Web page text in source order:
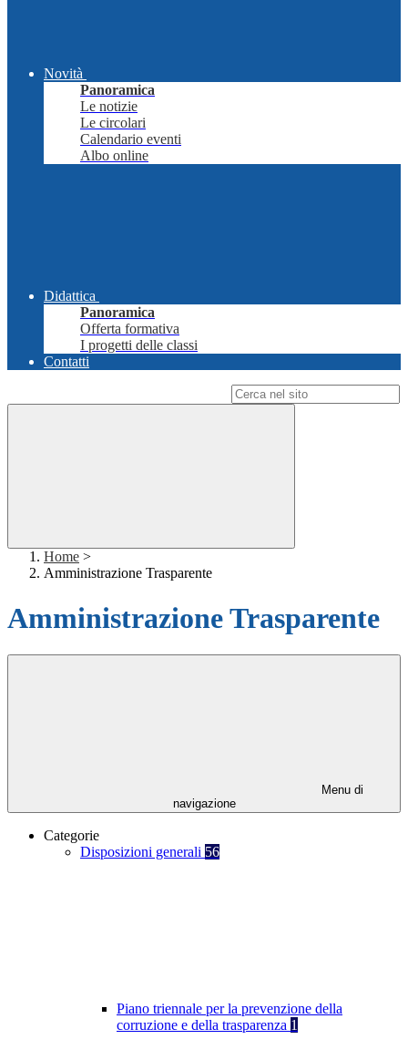
Novità
Panoramica
Le notizie
Le circolari
Calendario eventi
Albo online
Didattica
Panoramica
Offerta formativa
I progetti delle classi
Contatti
Home >
Amministrazione Trasparente
Amministrazione Trasparente
Menu di
navigazione
Categorie
Disposizioni generali 56
Piano triennale per la prevenzione della
corruzione e della trasparenza 1